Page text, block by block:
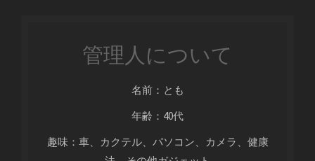
管理人について
名前：とも
年齢：40代
趣味：車、カクテル、パソコン、カメラ、健康